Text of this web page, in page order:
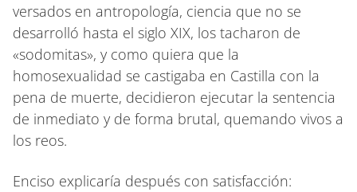
versados en antropología, ciencia que no se
desarrolló hasta el siglo XIX, los tacharon de
«sodomitas», y como quiera que la
homosexualidad se castigaba en Castilla con la
pena de muerte, decidieron ejecutar la sentencia
de inmediato y de forma brutal, quemando vivos a
los reos.
Enciso explicaría después con satisfacción: